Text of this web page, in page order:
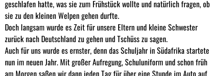
geschlafen hatte, was sie zum Frühstück wollte und natürlich fragen, ob
sie zu den kleinen Welpen gehen durfte.
Doch langsam wurde es Zeit für unsere Eltern und kleine Schwester
zurück nach Deutschland zu gehen und Tschüss zu sagen.
Auch für uns wurde es ernster, denn das Schuljahr in Südafrika startete
nun im neuen Jahr. Mit großer Aufregung, Schuluniform und schon früh
am Morgen saßen wir dann jeden Tag für über eine Stunde im Auto auf